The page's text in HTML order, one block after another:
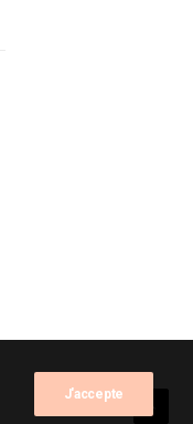
J'accepte